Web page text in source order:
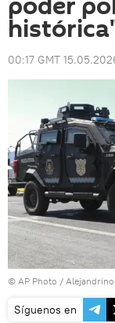
00:17 GMT
© AP Photo / Alejandrino
Síguenos en